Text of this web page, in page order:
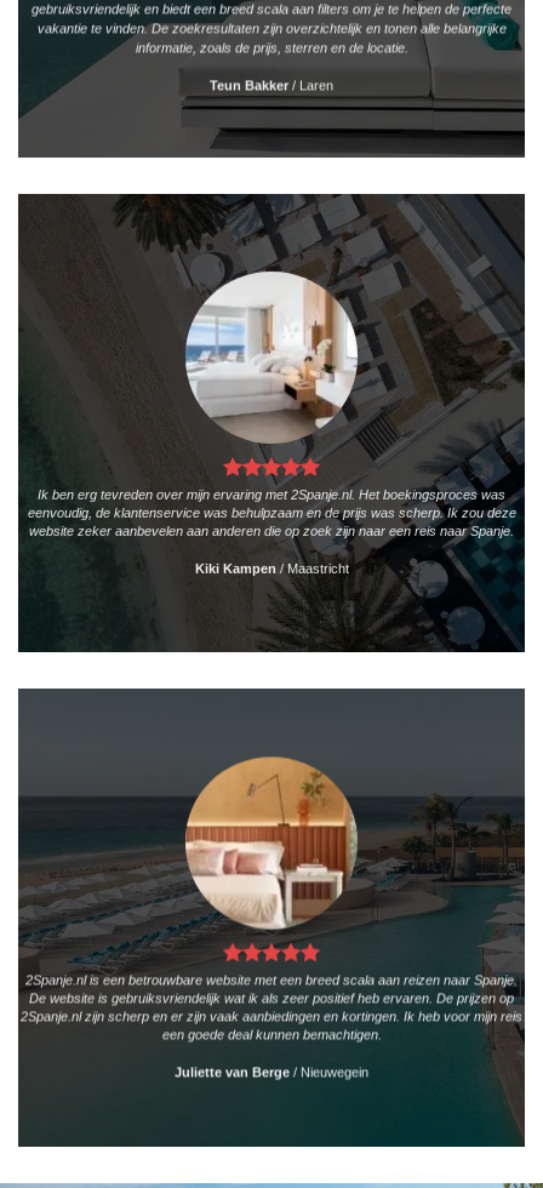
gebruiksvriendelijk en biedt een breed scala aan filters om je te helpen de perfecte
vakantie te vinden. De zoekresultaten zijn overzichtelijk en tonen alle belangrijke
informatie, zoals de prijs, sterren en de locatie.
Teun Bakker / Laren
Ik ben erg tevreden over mijn ervaring met 2Spanje.nl. Het boekingsproces was
eenvoudig, de klantenservice was behulpzaam en de prijs was scherp. Ik zou deze
website zeker aanbevelen aan anderen die op zoek zijn naar een reis naar Spanje.
Kiki Kampen /Maastricht
2Spanje.nl is een betrouwbare website met een breed scala aan reizen naar Spanje.
De website is gebruiksvriendelijk wat ik als zeer positief heb ervaren. De prijzen op
2Spanje.nl zijn scherp en er zijn vaak aanbiedingen en kortingen. Ik heb voor mijn reis
een goede deal kunnen bemachtigen.
Juliette van Berge / Nieuwegein